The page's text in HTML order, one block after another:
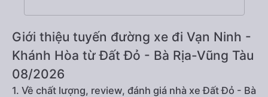
Giới thiệu tuyến đường xe đi Vạn Ninh -
Khánh Hòa từ Đất Đỏ - Bà Rịa-Vũng Tàu
08/2026
1. Về chất lượng, review, đánh giá nhà xe Đất Đỏ - Bà